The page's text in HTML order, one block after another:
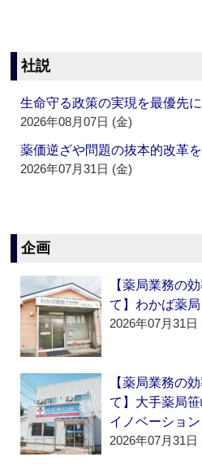
社説
生命守る政策の実現を最優先に
2026年08月07日 (金)
薬価逆ざや問題の抜本的改革を
2026年07月31日 (金)
企画
【薬局業務の
て】わかば薬局
2026年07月31日
【薬局業務の
て】大手薬局
イノベーション
2026年07月31日